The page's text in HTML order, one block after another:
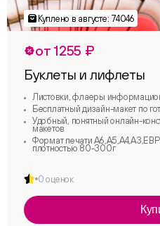
от 1255 ₽
Буклеты и лифлеты
Листовки, флаеры
Бесплатный дизайн-макет по
Удобный, понятный онлайн-
макетов
Формат печати
плотностью 80-300г
0 оценок